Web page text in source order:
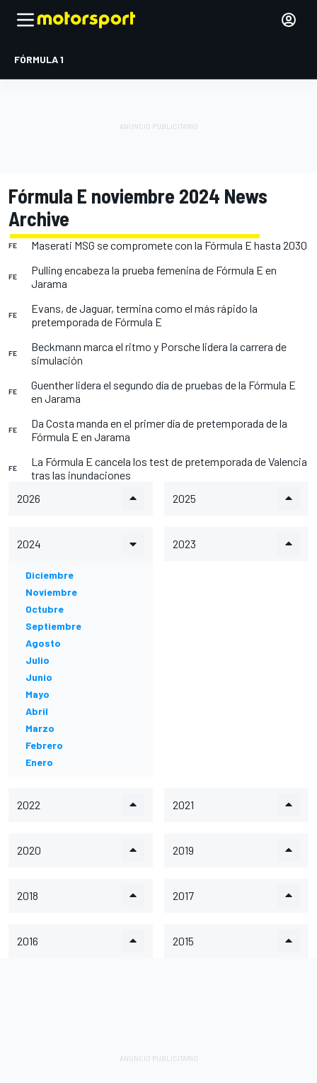
FÓRMULA 1
Fórmula E noviembre 2024 News
Archive
FE Maserati MSG se compromete con la Fórmula E hasta 2030
FE
Pulling encabeza la prueba femenina de Fórmula E en
Jarama
FE
Evans, de Jaguar, termina como el más rápido la
pretemporada de Fórmula E
FE
Beckmann marca el ritmo y Porsche lidera la carrera de
simulación
FE
Guenther lidera el segundo día de pruebas de la Fórmula E
en Jarama
FE
Da Costa manda en el primer día de pretemporada de la
Fórmula E en Jarama
FE
La Fórmula E cancela los test de pretemporada de Valencia
tras las inundaciones
2026
2025
2024
Diciembre
Noviembre
Octubre
Septiembre
Agosto
Julio
Junio
Mayo
Abril
Marzo
Febrero
Enero
2023
2022 2021
2020 2019
2018 2017
2016 2015